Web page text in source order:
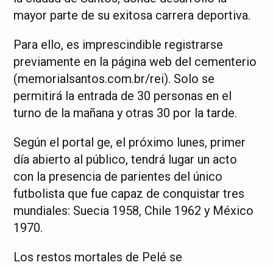
mayor parte de su exitosa carrera deportiva.
Para ello, es imprescindible registrarse
previamente en la página web del cementerio
(memorialsantos.com.br/rei). Solo se
permitirá la entrada de 30 personas en el
turno de la mañana y otras 30 por la tarde.
Según el portal ge, el próximo lunes, primer
día abierto al público, tendrá lugar un acto
con la presencia de parientes del único
futbolista que fue capaz de conquistar tres
mundiales: Suecia 1958, Chile 1962 y México
1970.
Los restos mortales de Pelé se